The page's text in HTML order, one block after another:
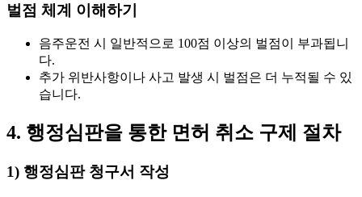
벌점 체계 이해하기
음주운전 시 일반적으로 100점 이상의 벌점이 부과됩니
다.
추가 위반사항이나 사고 발생 시 벌점은 더 누적될 수 있
습니다.
4. 행정심판을 통한 면허 취소 구제 절차
1) 행정심판 청구서 작성